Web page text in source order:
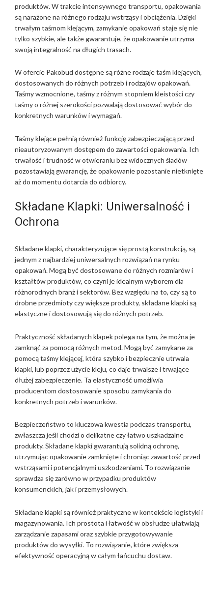
produktów. W trakcie intensywnego transportu, opakowania
są narażone na różnego rodzaju wstrząsy i obciążenia. Dzięki
trwałym taśmom klejącym, zamykanie opakowań staje się nie
tylko szybkie, ale także gwarantuje, że opakowanie utrzyma
swoją integralność na długich trasach.
W ofercie Pakobud dostępne są różne rodzaje taśm klejących,
dostosowanych do różnych potrzeb i rodzajów opakowań.
Taśmy wzmocnione, taśmy z różnym stopniem kleistości czy
taśmy o różnej szerokości pozwalają dostosować wybór do
konkretnych warunków i wymagań.
Taśmy klejące pełnią również funkcję zabezpieczającą przed
nieautoryzowanym dostępem do zawartości opakowania. Ich
trwałość i trudność w otwieraniu bez widocznych śladów
pozostawiają gwarancję, że opakowanie pozostanie nietknięte
aż do momentu dotarcia do odbiorcy.
Składane Klapki: Uniwersalność i
Ochrona
Składane klapki, charakteryzujące się prostą konstrukcją, są
jednym z najbardziej uniwersalnych rozwiązań na rynku
opakowań. Mogą być dostosowane do różnych rozmiarów i
kształtów produktów, co czyni je idealnym wyborem dla
różnorodnych branż i sektorów. Bez względu na to, czy są to
drobne przedmioty czy większe produkty, składane klapki są
elastyczne i dostosowują się do różnych potrzeb.
Praktyczność składanych klapek polega na tym, że można je
zamknąć za pomocą różnych metod. Mogą być zamykane za
pomocą taśmy klejącej, która szybko i bezpiecznie utrwala
klapki, lub poprzez użycie kleju, co daje trwalsze i trwające
dłużej zabezpieczenie. Ta elastyczność umożliwia
producentom dostosowanie sposobu zamykania do
konkretnych potrzeb i warunków.
Bezpieczeństwo to kluczowa kwestia podczas transportu,
zwłaszcza jeśli chodzi o delikatne czy łatwo uszkadzalne
produkty. Składane klapki gwarantują solidną ochronę,
utrzymując opakowanie zamknięte i chroniąc zawartość przed
wstrząsami i potencjalnymi uszkodzeniami. To rozwiązanie
sprawdza się zarówno w przypadku produktów
konsumenckich, jak i przemysłowych.
Składane klapki są również praktyczne w kontekście logistyki i
magazynowania. Ich prostota i łatwość w obsłudze ułatwiają
zarządzanie zapasami oraz szybkie przygotowywanie
produktów do wysyłki. To rozwiązanie, które zwiększa
efektywność operacyjną w całym łańcuchu dostaw.